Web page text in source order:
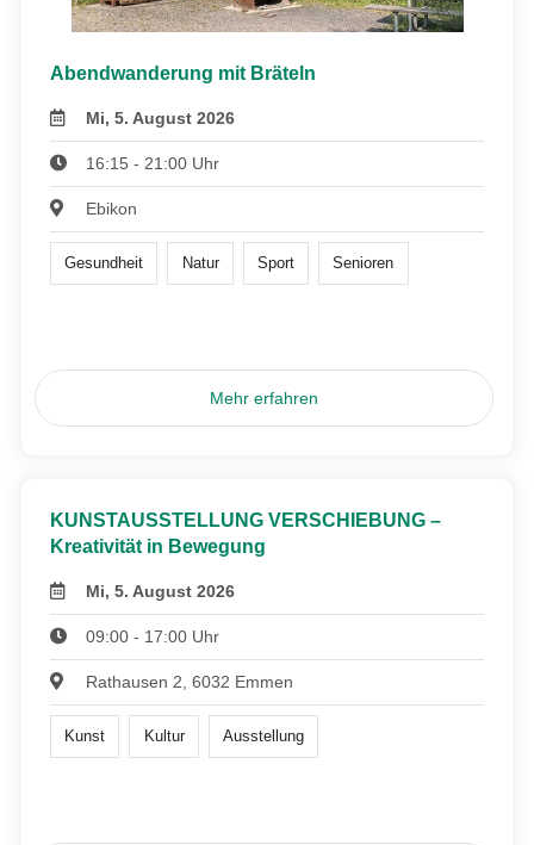
Abendwanderung mit Bräteln
Mi, 5. August 2026
16:15 - 21:00 Uhr
Ebikon
Gesundheit Natur Sport Senioren
Mehr erfahren
KUNSTAUSSTELLUNG VERSCHIEBUNG –
Kreativität in Bewegung
Mi, 5. August 2026
09:00 - 17:00 Uhr
Rathausen 2, 6032 Emmen
Kunst Kultur Ausstellung